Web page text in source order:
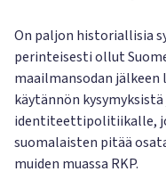
On paljon historiallisia
perinteisesti ollut
maailmansodan
käytännön
identiteettipolitiikalle,
suomalaisten pitää
muiden muassa RKP.